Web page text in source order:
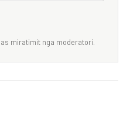
miratimit nga moderatori.